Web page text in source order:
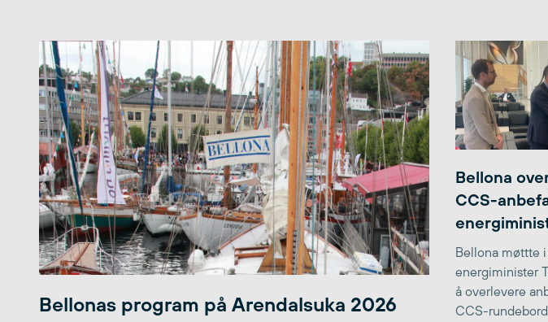
Bellonas program på Arendalsuka 2026
Bellona
CCS-
Bellona møttte
energiminister
å overlevere
CCS-